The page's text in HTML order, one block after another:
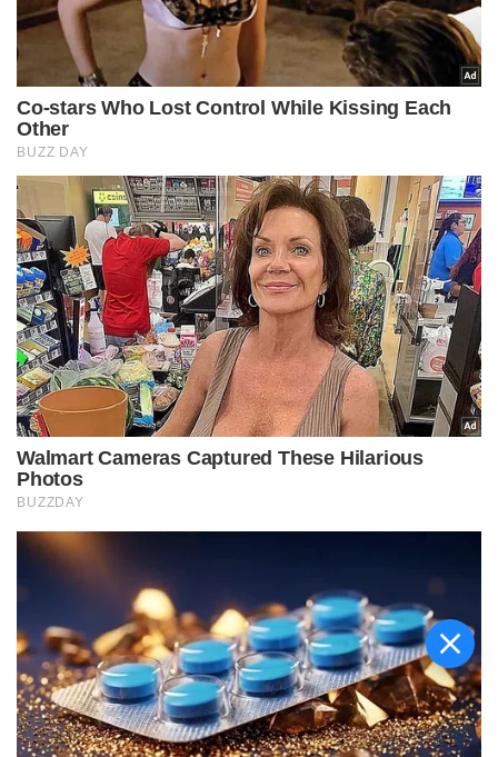
चिराग पासवान और पीएम मोदी ने छठ
पूजा के समापन पर देशवासियों को दी
शुभकामनाएं, छठी मैया से देश की
समृद्धि की कामना की